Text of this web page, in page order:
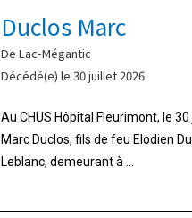
Duclos Marc
De Lac-Mégantic
Décédé(e) le 30 juillet 2026
Au CHUS Hôpital Fleurimont, le
Marc Duclos, fils de feu Elodien
Leblanc, demeurant à ...